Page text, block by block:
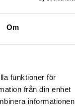
Om
funktioner för
från din enhet
informationen
Mjölby